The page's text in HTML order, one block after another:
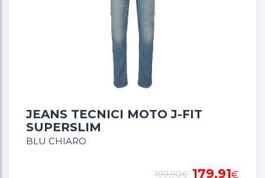
JEANS TECNICI MOTO J-FIT
SUPERSLIM
BLU CHIARO
179,91€
199,90€